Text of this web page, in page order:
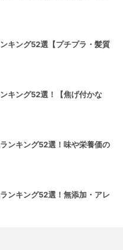
キング52選【プチプラ・髪質
キング52選！【焦げ付かな
ンキング52選！味や栄養価の
ンキング52選！無添加・アレ